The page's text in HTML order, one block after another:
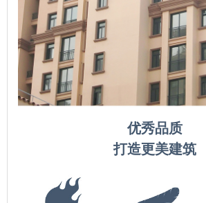
优秀品质
打造更美建筑